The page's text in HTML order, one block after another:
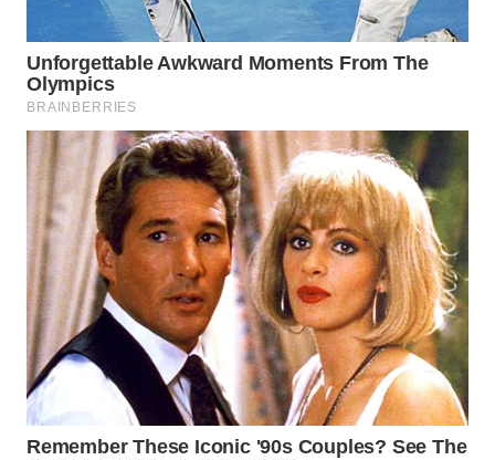
WAHANA
OTOMOTIF
WAHANA
WAHANA
DESA
WISATA
LAPAK
WAHANA
Wahana
Network
KONSUMEN